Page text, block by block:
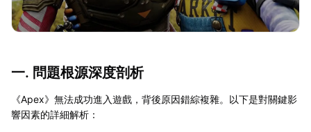
一. 問題根源深度剖析
《Apex》無法成功進入遊戲，背後原因錯綜複雜。以下是對關鍵影
響因素的詳細解析：